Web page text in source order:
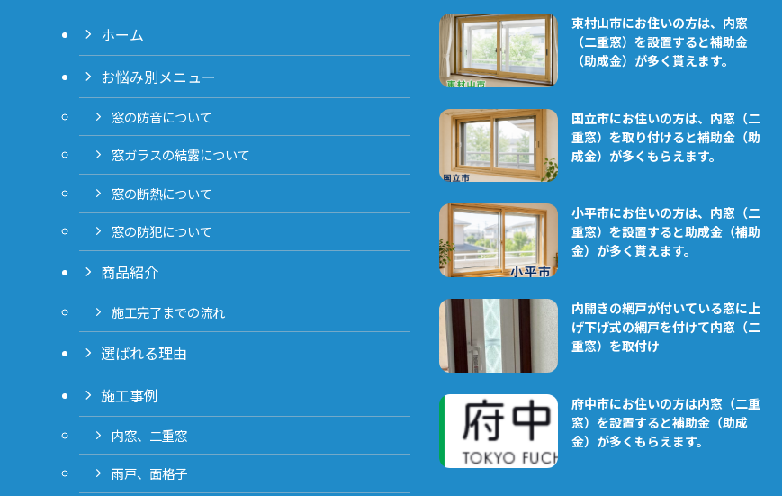
ホーム
お悩み別メニュー
窓の防音について
窓ガラスの結露について
窓の断熱について
窓の防犯について
商品紹介
施工完了までの流れ
選ばれる理由
施工事例
内窓、二重窓
雨戸、面格子
東村山市にお住いの方は、内窓
（二重窓）を設置すると補助金
（助成金）が多く貰えます。
国立市にお住いの方は、内窓（二
重窓）を取り付けると補助金（助
成金）が多くもらえます。
小平市にお住いの方は、内窓（二
重窓）を設置すると助成金（補助
金）が多く貰えます。
内開きの網戸が付いている窓に上
げ下げ式の網戸を付けて内窓（二
重窓）を取付け
府中市にお住いの方は内窓（二重
窓）を設置すると補助金（助成
金）が多くもらえます。